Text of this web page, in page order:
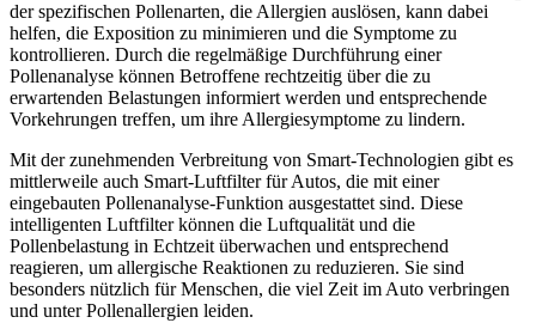
der spezifischen Pollenarten, die Allergien auslösen, kann dabei
helfen, die Exposition zu minimieren und die Symptome zu
kontrollieren. Durch die regelmäßige Durchführung einer
Pollenanalyse können Betroffene rechtzeitig über die zu
erwartenden Belastungen informiert werden und entsprechende
Vorkehrungen treffen, um ihre Allergiesymptome zu lindern.
Mit der zunehmenden Verbreitung von Smart-Technologien gibt es
mittlerweile auch Smart-Luftfilter für Autos, die mit einer
eingebauten Pollenanalyse-Funktion ausgestattet sind. Diese
intelligenten Luftfilter können die Luftqualität und die
Pollenbelastung in Echtzeit überwachen und entsprechend
reagieren, um allergische Reaktionen zu reduzieren. Sie sind
besonders nützlich für Menschen, die viel Zeit im Auto verbringen
und unter Pollenallergien leiden.